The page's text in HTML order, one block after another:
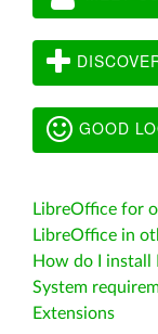
GOOD
LibreOffice for
LibreOffice in
How do I install
System
Extensions